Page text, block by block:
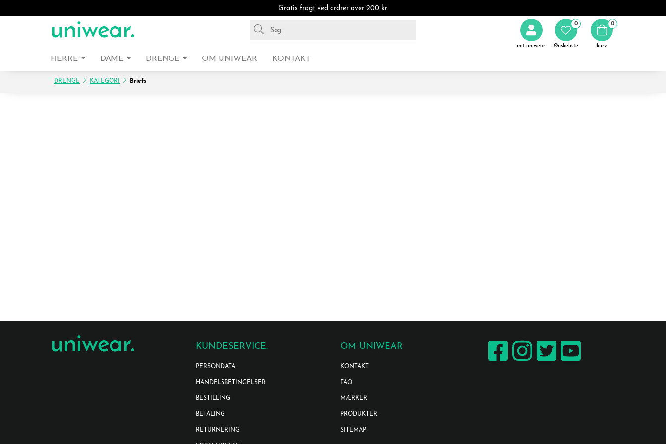
Gratis fragt ved ordrer over 200 kr.
mit uniwear. Ønskeliste
0 0
kurv
HERRE DAME DRENGE OM UNIWEAR KONTAKT
DRENGE KATEGORI Briefs
KUNDESERVICE.
PERSONDATA
HANDELSBETINGELSER
BESTILLING
BETALING
RETURNERING
OM UNIWEAR
KONTAKT
FAQ
MÆRKER
PRODUKTER
SITEMAP